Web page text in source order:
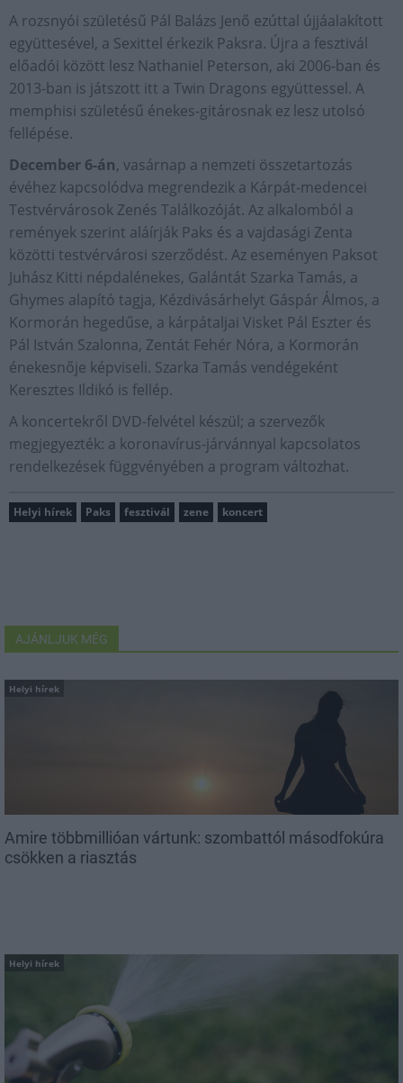
A rozsnyói születésű Pál Balázs Jenő ezúttal újjáalakított
együttesével, a Sexittel érkezik Paksra. Újra a fesztivál
előadói között lesz Nathaniel Peterson, aki 2006-ban és
2013-ban is játszott itt a Twin Dragons együttessel. A
memphisi születésű énekes-gitárosnak ez lesz utolsó
fellépése.
December 6-án, vasárnap a nemzeti összetartozás
évéhez kapcsolódva megrendezik a Kárpát-medencei
Testvérvárosok Zenés Találkozóját. Az alkalomból a
remények szerint aláírják Paks és a vajdasági Zenta
közötti testvérvárosi szerződést. Az eseményen Paksot
Juhász Kitti népdalénekes, Galántát Szarka Tamás, a
Ghymes alapító tagja, Kézdivásárhelyt Gáspár Álmos, a
Kormorán hegedűse, a kárpátaljai Visket Pál Eszter és
Pál István Szalonna, Zentát Fehér Nóra, a Kormorán
énekesnője képviseli. Szarka Tamás vendégeként
Keresztes Ildikó is fellép.
A koncertekről DVD-felvétel készül; a szervezők
megjegyezték: a koronavírus-járvánnyal kapcsolatos
rendelkezések függvényében a program változhat.
Helyi hírek Paks fesztivál zene koncert
AJÁNLJUK MÉG
Helyi hírek
Amire többmillióan vártunk: szombattól másodfokúra
csökken a riasztás
Helyi hírek